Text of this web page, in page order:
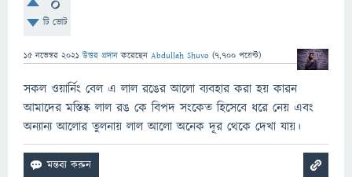
টি ভোট
15 নভেম্বর 2021 উত্তর প্রদান করেছেন Abdullah Shuvo (7,700 পয়েন্ট)
সকল ওয়ার্নিং বেল এ লাল রঙের আলো ব্যবহার করা হয় কারন
আমাদের মস্তিষ্ক লাল রঙ কে বিপদ সংকেত হিসেবে ধরে নেয় এবং
অন্যান্য আলোর তুলনায় লাল আলো অনেক দূর থেকে দেখা যায়।